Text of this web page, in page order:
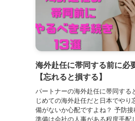
海外赴任に帯同する前に必
【忘れると損する】
パートナーの海外赴任に帯同する
じめての海外赴任だと日本でやり
備がないか心配ですよね？ 予防
準備は会社の人事がある程度手配